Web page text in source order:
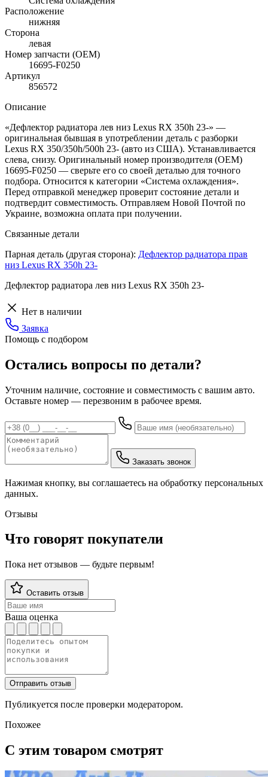
Расположение
нижняя
Сторона
левая
Номер запчасти (OEM)
16695-F0250
Артикул
856572
Описание
«Дефлектор радиатора лев низ Lexus RX 350h 23-» —
оригинальная бывшая в употреблении деталь с разборки
Lexus RX 350/350h/500h 23- (авто из США). Устанавливается
слева, снизу. Оригинальный номер производителя (OEM)
16695-F0250 — сверьте его со своей деталью для точного
подбора. Относится к категории «Система охлаждения».
Перед отправкой менеджер проверит состояние детали и
подтвердит совместимость. Отправляем Новой Почтой по
Украине, возможна оплата при получении.
Связанные детали
Парная деталь (другая сторона): Дефлектор радиатора прав
низ Lexus RX 350h 23-
Дефлектор радиатора лев низ Lexus RX 350h 23-
Нет в наличии
Заявка
Помощь с подбором
Остались вопросы по детали?
Уточним наличие, состояние и совместимость с вашим авто.
Оставьте номер — перезвоним в рабочее время.
Заказать звонок
Нажимая кнопку, вы соглашаетесь на обработку персональных
данных.
Отзывы
Что говорят покупатели
Пока нет отзывов — будьте первым!
Оставить отзыв
Ваша оценка
Отправить отзыв
Публикуется после проверки модератором.
Похожее
С этим товаром смотрят